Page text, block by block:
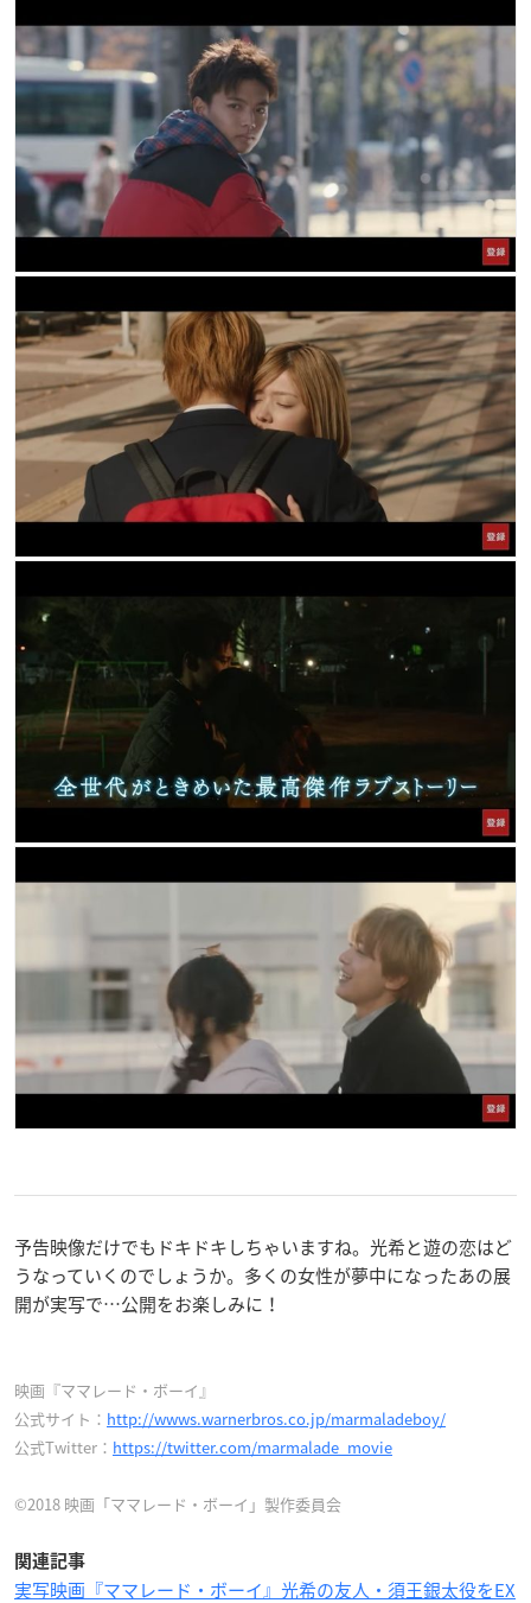
予告映像だけでもドキドキしちゃいますね。光希と遊の恋はど
うなっていくのでしょうか。多くの女性が夢中になったあの展
開が実写で…公開をお楽しみに！
映画『ママレード・ボーイ』
公式サイト： http://wwws.warnerbros.co.jp/marmaladeboy/
公式Twitter： https://twitter.com/marmalade_movie
©2018 映画「ママレード・ボーイ」製作委員会
関連記事
実写映画『ママレード・ボーイ』光希の友人・須王銀太役をEX